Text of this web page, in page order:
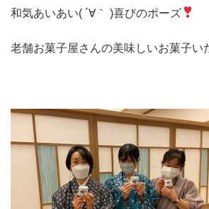
和気あいあい( ´∀｀ )喜びのポーズ
老舗お菓子屋さんの美味しいお菓子い